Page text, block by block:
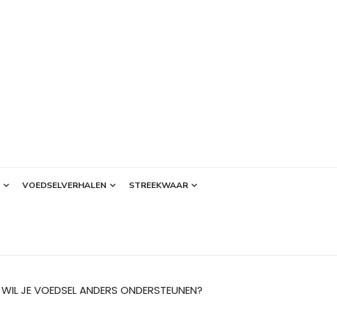
VOEDSELVERHALEN STREEKWAAR
WIL JE VOEDSEL ANDERS ONDERSTEUNEN?